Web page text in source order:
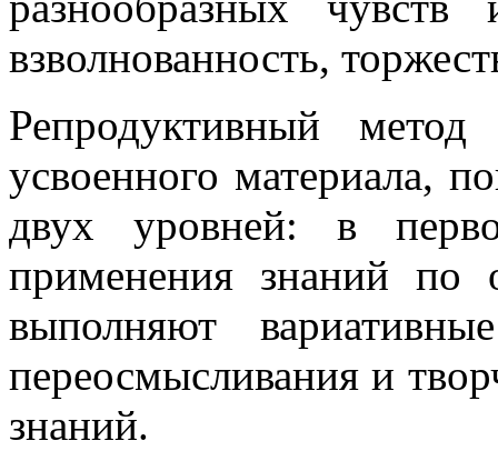
взволнованность,
Репродуктивный
усвоенного материала,
двух уровней: в
применения знаний
выполняют
переосмысливания и
знаний.